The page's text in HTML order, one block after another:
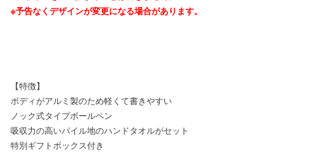
※予告なくデザインが変更になる場合があります。
【特徴】
ボディがアルミ製のため軽くて書きやすい
ノック式タイプボールペン
吸収力の高いパイル地のハンドタオルがセット
特別ギフトボックス付き